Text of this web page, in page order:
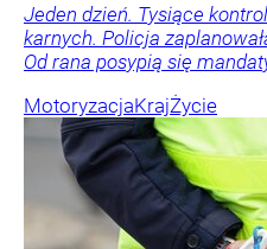
Jeden dzień. Tysiące
karnych. Policja
Od rana posypią się
MotoryzacjaKrajŻycie